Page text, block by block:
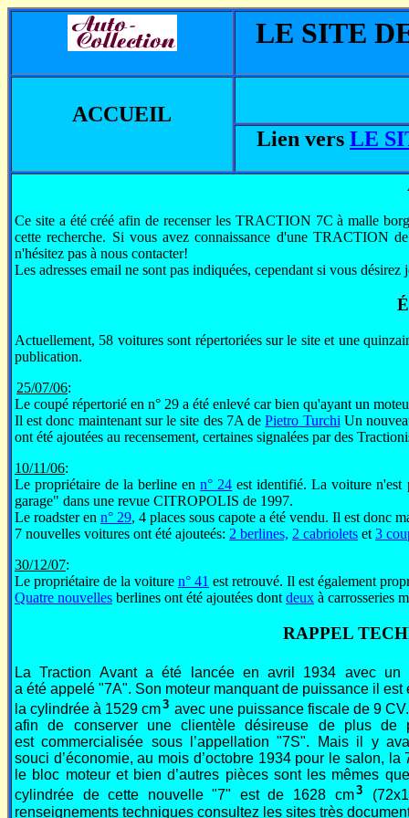
LE SITE
ACCUEIL
Lien vers LE
Ce site a été créé afin de recenser les TRACTION 7C à malle
cette recherche. Si vous avez connaissance d'une TRACTION
n'hésitez pas à nous contacter!
Les adresses email ne sont pas indiquées, cependant si vous
Actuellement, 58 voitures sont répertoriées sur le site et une
publication.
25/07/06:
Le coupé répertorié en n° 29 a été enlevé car bien qu'ayant un
Il est donc maintenant sur le site des 7A dePietro Turchi Un
ont été ajoutées au recensement, certaines signalées par des
10/11/06:
Le propriétaire de la berline enn° 24 est identifié. La voiture n'est
garage" dans une revue CITROPOLIS de 1997.
Le roadster en n° 29, 4 places sous capote a été vendu. Il est donc
7 nouvelles voitures ont été ajouteés: 2 berlines, 2 cabriolets et 3
30/12/07:
Le propriétaire de la voiture n° 41 est retrouvé. Il est également
Quatre nouvelles berlines ont été ajoutées dont deux à carrosseries
RAPPEL
La Traction Avant a été lancée en avril 1934 avec un
a été appelé "7A". Son moteur manquant de puissance il
la cylindrée à 1529 cm3 avec une puissance fiscale de 9
afin de conserver une clientèle désireuse de plus
est commercialisée sous l’appellation "7S". Mais il y
souci d’économie, au mois d’octobre 1934 pour le salon,
le bloc moteur et bien d’autres pièces sont les mêmes
cylindrée de cette nouvelle "7" est de 1628 cm3
renseignements techniques consultez les sites très